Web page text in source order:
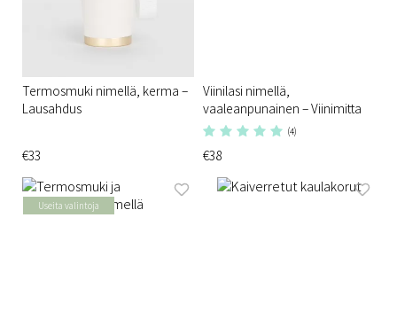
Termosmuki nimellä, kerma –
Lausahdus
€33
Viinilasi nimellä,
vaaleanpunainen – Viinimitta
(4)
€38
Useita valintoja